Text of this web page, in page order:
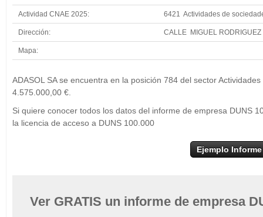
Actividad CNAE 2025: 6421 Actividades de
Dirección: CALLE MIGUEL RODRIGUEZ
Mapa:
−
ADASOL SA se encuentra en la posición 784 del sector
4.575.000,00 €.
Si quiere conocer todos los datos del informe de empresa DUNS
la licencia de acceso a DUNS 100.000
Ejemplo Informe
Ver GRATIS un informe de empresa